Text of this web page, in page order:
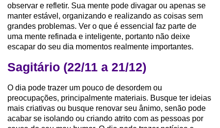
observar e refletir. Sua mente pode divagar ou apenas se
manter estável, organizando e realizando as coisas sem
grandes problemas. Ver o que é essencial faz parte de
uma mente refinada e inteligente, portanto não deixe
escapar do seu dia momentos realmente importantes.
Sagitário (22/11 a 21/12)
O dia pode trazer um pouco de desordem ou
preocupações, principalmente materiais. Busque ter ideias
mais criativas ou busque renovar seu ânimo, senão pode
acabar se isolando ou criando atrito com as pessoas por